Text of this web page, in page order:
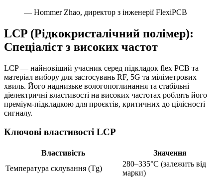
— Hommer Zhao, директор з інженерії FlexiPCB
LCP (Рідкокристалічний полімер):
Спеціаліст з високих частот
LCP — найновіший учасник серед підкладок flex PCB та
матеріал вибору для застосувань RF, 5G та міліметрових
хвиль. Його наднизьке вологопоглинання та стабільні
діелектричні властивості на високих частотах роблять його
преміум-підкладкою для проєктів, критичних до цілісності
сигналу.
Ключові властивості LCP
Властивість
Значення
Температура склування (Tg)
280–335°C (залежить від
марки)